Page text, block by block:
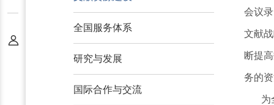
全国服务体系
研究与发展
国际合作与交流
会议
文献
断提
务的
为